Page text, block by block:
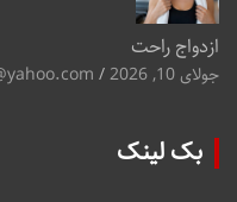
ازدواج راحت
جولای 10, 2026
بک لینک